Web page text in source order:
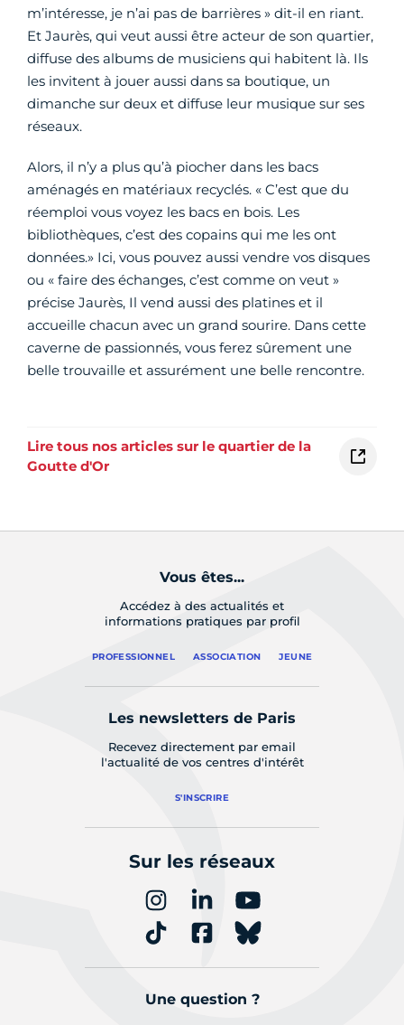
m’intéresse, je n’ai pas de barrières » dit-il en riant.
Et Jaurès, qui veut aussi être acteur de son quartier,
diffuse des albums de musiciens qui habitent là. Ils
les invitent à jouer aussi dans sa boutique, un
dimanche sur deux et diffuse leur musique sur ses
réseaux.
Alors, il n’y a plus qu’à piocher dans les bacs
aménagés en matériaux recyclés. « C’est que du
réemploi vous voyez les bacs en bois. Les
bibliothèques, c’est des copains qui me les ont
données.» Ici, vous pouvez aussi vendre vos disques
ou « faire des échanges, c’est comme on veut »
précise Jaurès, Il vend aussi des platines et il
accueille chacun avec un grand sourire. Dans cette
caverne de passionnés, vous ferez sûrement une
belle trouvaille et assurément une belle rencontre.
Lire tous nos articles sur le quartier de la
Goutte d'Or
Vous êtes...
Accédez à des actualités et
informations pratiques par profil
PROFESSIONNEL ASSOCIATION JEUNE
Les newsletters de Paris
Recevez directement par email
l'actualité de vos centres d'intérêt
S'INSCRIRE
Sur les réseaux
Une question ?